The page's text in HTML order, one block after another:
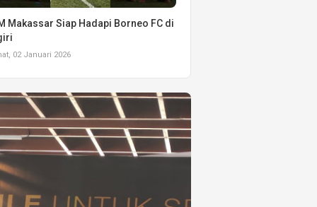
Makassar Siap Hadapi Borneo FC di
02 Januari 2026